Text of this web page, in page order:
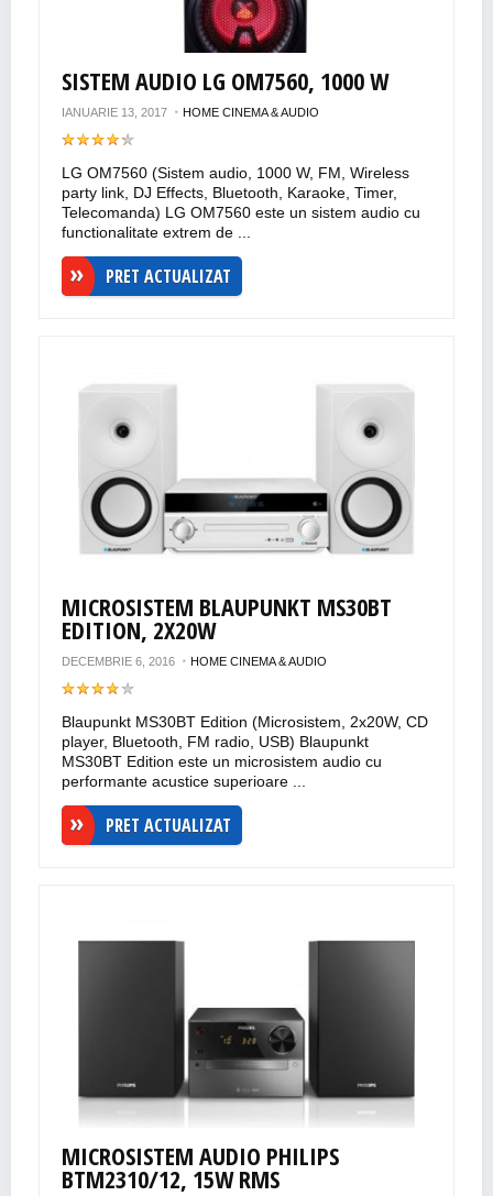
SISTEM AUDIO LG OM7560, 1000 W
IANUARIE 13, 2017 HOME CINEMA & AUDIO
LG OM7560 (Sistem audio, 1000 W, FM, Wireless
party link, DJ Effects, Bluetooth, Karaoke, Timer,
Telecomanda) LG OM7560 este un sistem audio cu
functionalitate extrem de ...
PRET ACTUALIZAT
MICROSISTEM BLAUPUNKT MS30BT
EDITION, 2X20W
DECEMBRIE 6, 2016 HOME CINEMA & AUDIO
Blaupunkt MS30BT Edition (Microsistem, 2x20W, CD
player, Bluetooth, FM radio, USB) Blaupunkt
MS30BT Edition este un microsistem audio cu
performante acustice superioare ...
PRET ACTUALIZAT
MICROSISTEM AUDIO PHILIPS
BTM2310/12, 15W RMS